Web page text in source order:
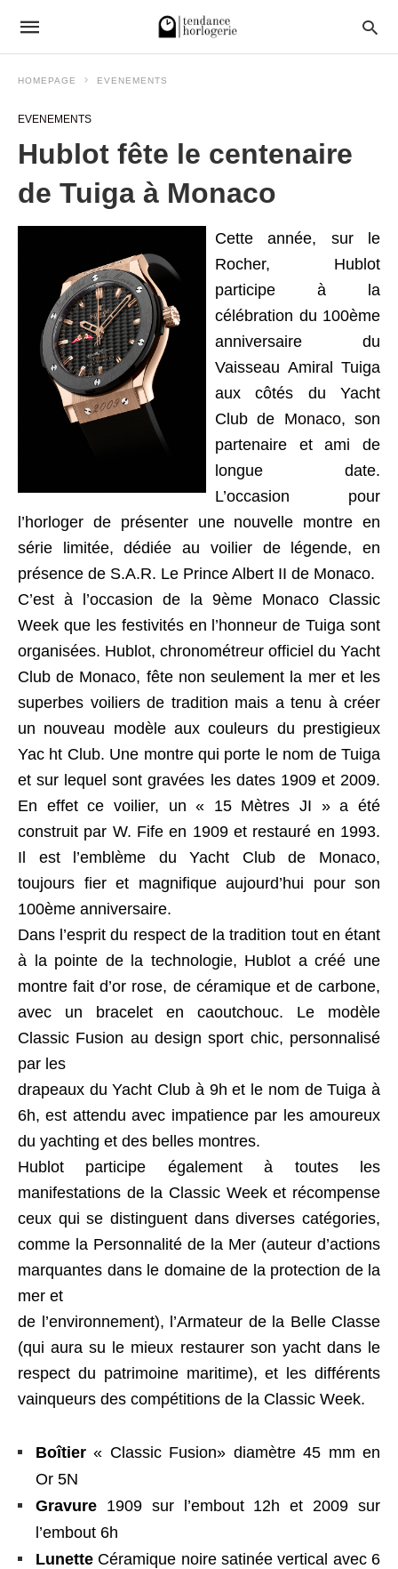
HOMEPAGE EVENEMENTS
EVENEMENTS
Hublot fête le centenaire
de Tuiga à Monaco
Cette année, sur le
Rocher, Hublot
participe à la
célébration du 100ème
anniversaire du
Vaisseau Amiral Tuiga
aux côtés du Yacht
Club de Monaco, son
partenaire et ami de
longue date.
L’occasion pour
l’horloger de présenter une nouvelle montre en
série limitée, dédiée au voilier de légende, en
présence de S.A.R. Le Prince Albert II de Monaco.
C’est à l’occasion de la 9ème Monaco Classic
Week que les festivités en l’honneur de Tuiga sont
organisées. Hublot, chronométreur officiel du Yacht
Club de Monaco, fête non seulement la mer et les
superbes voiliers de tradition mais a tenu à créer
un nouveau modèle aux couleurs du prestigieux
Yac ht Club. Une montre qui porte le nom de Tuiga
et sur lequel sont gravées les dates 1909 et 2009.
En effet ce voilier, un « 15 Mètres JI » a été
construit par W. Fife en 1909 et restauré en 1993.
Il est l’emblème du Yacht Club de Monaco,
toujours fier et magnifique aujourd’hui pour son
100ème anniversaire.
Dans l’esprit du respect de la tradition tout en étant
à la pointe de la technologie, Hublot a créé une
montre fait d’or rose, de céramique et de carbone,
avec un bracelet en caoutchouc. Le modèle
Classic Fusion au design sport chic, personnalisé
par les
drapeaux du Yacht Club à 9h et le nom de Tuiga à
6h, est attendu avec impatience par les amoureux
du yachting et des belles montres.
Hublot participe également à toutes les
manifestations de la Classic Week et récompense
ceux qui se distinguent dans diverses catégories,
comme la Personnalité de la Mer (auteur d’actions
marquantes dans le domaine de la protection de la
mer et
de l’environnement), l’Armateur de la Belle Classe
(qui aura su le mieux restaurer son yacht dans le
respect du patrimoine maritime), et les différents
vainqueurs des compétitions de la Classic Week.
Boîtier « Classic Fusion» diamètre 45 mm en
Or 5N
Gravure 1909 sur l’embout 12h et 2009 sur
l’embout 6h
Lunette Céramique noire satinée vertical avec 6